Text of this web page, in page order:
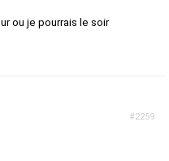
ou je pourrais le soir
#2259